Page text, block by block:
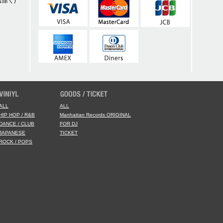
HOP / R&B
/ CLUB
/ POPS
ALL
Manhattan Records ORIGINAL
FOR DJ
TICKET